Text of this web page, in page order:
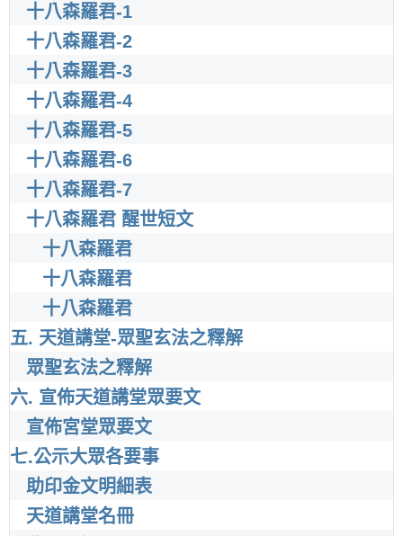
十八森羅君-1
十八森羅君-2
十八森羅君-3
十八森羅君-4
十八森羅君-5
十八森羅君-6
十八森羅君-7
十八森羅君 醒世短文
十八森羅君
十八森羅君
十八森羅君
五. 天道講堂-眾聖玄法之釋解
眾聖玄法之釋解
六. 宣佈天道講堂眾要文
宣佈宮堂眾要文
七.公示大眾各要事
助印金文明細表
天道講堂名冊